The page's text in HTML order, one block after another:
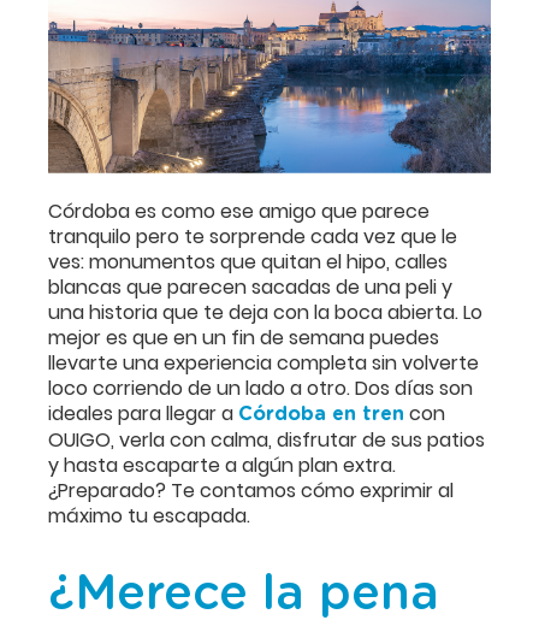
Córdoba es como ese amigo que parece
tranquilo pero te sorprende cada vez que le
ves: monumentos que quitan el hipo, calles
blancas que parecen sacadas de una peli y
una historia que te deja con la boca abierta. Lo
mejor es que en un fin de semana puedes
llevarte una experiencia completa sin volverte
loco corriendo de un lado a otro. Dos días son
ideales para llegar a Córdoba en tren con
OUIGO, verla con calma, disfrutar de sus patios
y hasta escaparte a algún plan extra.
¿Preparado? Te contamos cómo exprimir al
máximo tu escapada.
¿Merece la pena